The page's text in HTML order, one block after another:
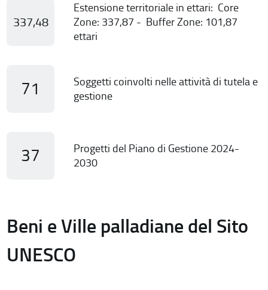
337,48
Estensione territoriale in ettari: Core
Zone: 337,87 - Buffer Zone: 101,87
ettari
71
Soggetti coinvolti nelle attività di tutela e
gestione
37
Progetti del Piano di Gestione 2024-
2030
Beni e Ville palladiane del Sito
UNESCO